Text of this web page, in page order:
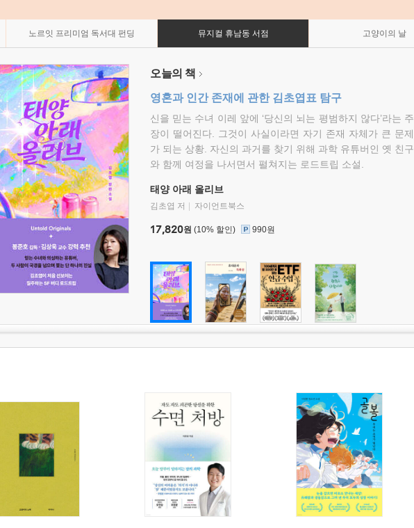
노르잇 프리미엄 독서대 펀딩 뮤지컬 휴남동 서점 고양이의 날
오늘의 책
영혼과 인간 존재에 관한 김초엽표 탐구
신을 믿는 수녀 이레 앞에 ‘당신의 뇌는 평범하지 않다’라는 주
장이 떨어진다. 그것이 사실이라면 자기 존재 자체가 큰 문제
가 되는 상황. 자신의 과거를 찾기 위해 과학 유튜버인 옛 친구
와 함께 여정을 나서면서 펼쳐지는 로드트립 소설.
태양 아래 올리브
김초엽 저 자이언트북스
17,820원 (10% 할인) 990원